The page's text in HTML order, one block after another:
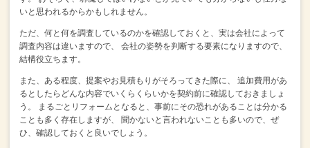
いと思われるからかもしれません。
ただ、何と何を調査しているのかを確認しておくと、実は会社によって
調査内容は違いますので、
会社の姿勢を判断する要素になりますので、
結構役立ちます。
また、ある程度、提案やお見積もりがそろってきた際に、
追加費用があ
るとしたらどんな内容でいくらくらいかを契約前に確認しておきましょ
う。
まるごとリフォームとなると、事前にその恐れがあることは分かる
ことも多く存在しますが、
聞かないと言われないことも多いので、ぜ
ひ、確認しておくと良いでしょう。